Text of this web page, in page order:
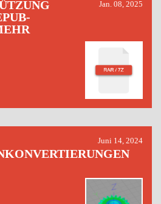
Jan. 08, 2025
Juni 14, 2024